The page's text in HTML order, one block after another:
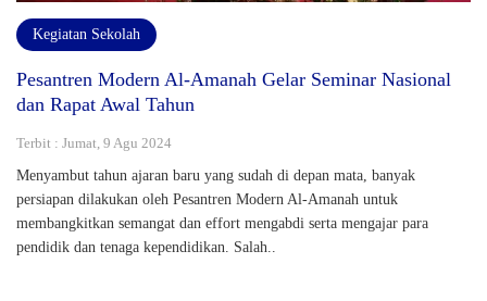
Kegiatan Sekolah
Pesantren Modern Al-Amanah Gelar Seminar Nasional
dan Rapat Awal Tahun
Terbit : Jumat, 9 Agu 2024
Menyambut tahun ajaran baru yang sudah di depan mata, banyak
persiapan dilakukan oleh Pesantren Modern Al-Amanah untuk
membangkitkan semangat dan effort mengabdi serta mengajar para
pendidik dan tenaga kependidikan. Salah..